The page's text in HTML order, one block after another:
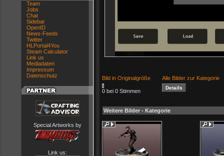
Team
Jobs
Chat
Sidebar
OpenID
News-Feeds
Twitter
HLPortal4You
Steam Calculator
Link us
Mediadaten
Impressum
Datenschutz
Special Artworks by
Link us:
Bild in Originalgröße Alle Bilder zur Kategorie
0 bei 0 Stimmen
Weitere Bilder - Kategorie